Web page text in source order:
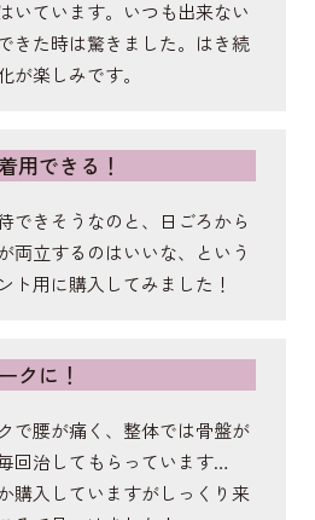
ガニ股の予防や骨盤の前傾を
ちます。
いています。いつも出来ない
きた時は驚きました。はき続
が楽しみです。
用できる！
できそうなのと、日ごろから
両立するのはいいな、という
ト用に購入してみました！
クに！
で腰が痛く、整体では骨盤が
回治してもらっています…
購入していますがしっくり来